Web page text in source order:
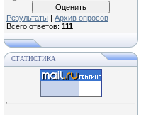
Результаты | Архив опросов
Всего ответов: 111
СТАТИСТИКА